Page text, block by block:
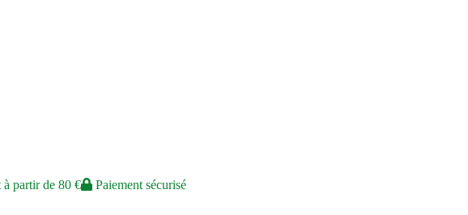
partir de 80 € Paiement sécurisé